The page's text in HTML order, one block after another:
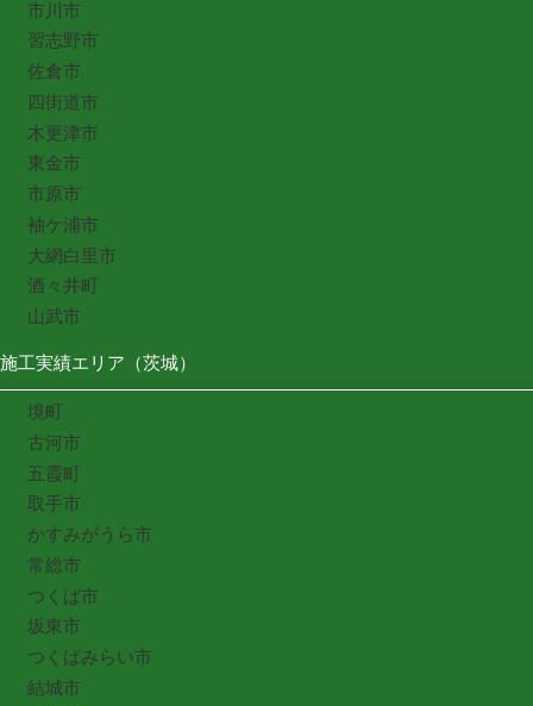
市川市
習志野市
佐倉市
四街道市
木更津市
東金市
市原市
袖ケ浦市
大網白里市
酒々井町
山武市
施工実績エリア（茨城）
境町
古河市
五霞町
取手市
かすみがうら市
常総市
つくば市
坂東市
つくばみらい市
結城市